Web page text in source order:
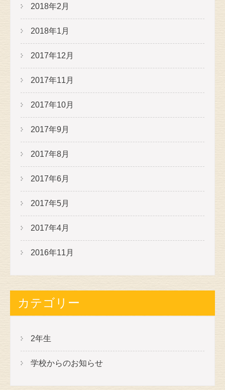
2018年2月
2018年1月
2017年12月
2017年11月
2017年10月
2017年9月
2017年8月
2017年6月
2017年5月
2017年4月
2016年11月
カテゴリー
2年生
学校からのお知らせ